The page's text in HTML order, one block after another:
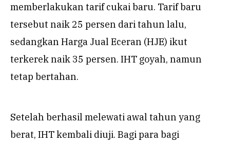
memberlakukan tarif cukai baru. Tarif baru
tersebut naik 25 persen dari tahun lalu,
sedangkan Harga Jual Eceran (HJE) ikut
terkerek naik 35 persen. IHT goyah, namun
tetap bertahan.
Setelah berhasil melewati awal tahun yang
berat, IHT kembali diuji. Bagi para bagi